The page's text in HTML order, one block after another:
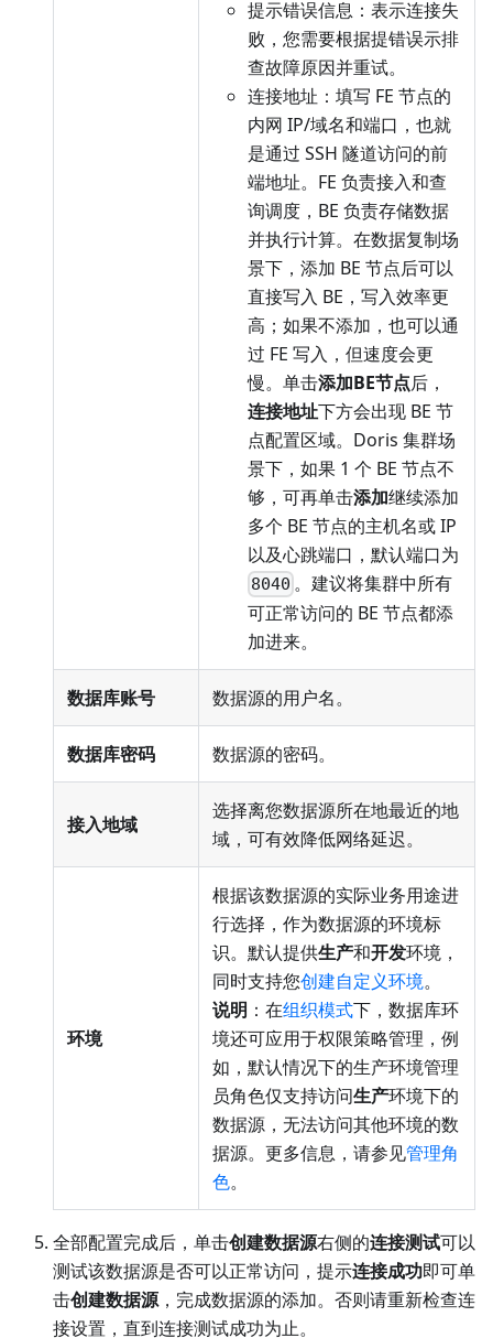
提示错误信息：表示连接失
败，您需要根据提错误示排
查故障原因并重试。
连接地址：填写 FE 节点的
内网 IP/域名和端口，也就
是通过 SSH 隧道访问的前
端地址。FE 负责接入和查
询调度，BE 负责存储数据
并执行计算。在数据复制场
景下，添加 BE 节点后可以
直接写入 BE，写入效率更
高；如果不添加，也可以通
过 FE 写入，但速度会更
慢。单击添加BE节点后，
连接地址下方会出现 BE 节
点配置区域。Doris 集群场
景下，如果 1 个 BE 节点不
够，可再单击添加继续添加
多个 BE 节点的主机名或 IP
以及心跳端口，默认端口为
8040 。建议将集群中所有
可正常访问的 BE 节点都添
加进来。
数据库账号 数据源的用户名。
数据库密码 数据源的密码。
接入地域
选择离您数据源所在地最近的地
域，可有效降低网络延迟。
环境
根据该数据源的实际业务用途进
行选择，作为数据源的环境标
识。默认提供生产和开发环境，
同时支持您创建自定义环境。
说明 ：在组织模式下，数据库环
境还可应用于权限策略管理，例
如，默认情况下的生产环境管理
员角色仅支持访问生产环境下的
数据源，无法访问其他环境的数
据源。更多信息，请参见管理角
色。
全部配置完成后，单击创建数据源右侧的连接测试可以
测试该数据源是否可以正常访问，提示连接成功即可单
击创建数据源，完成数据源的添加。否则请重新检查连
接设置，直到连接测试成功为止。